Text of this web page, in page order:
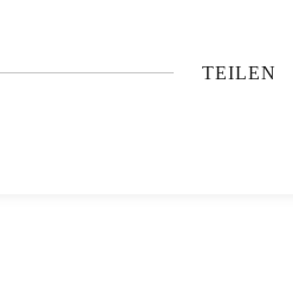
TEILEN